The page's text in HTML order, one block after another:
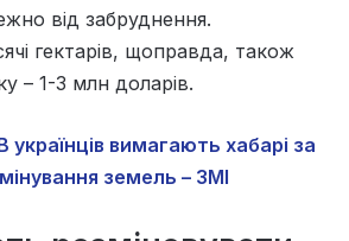
від забруднення.
гектарів, щоправда, також
– 1-3 млн доларів.
українців вимагають хабарі за
земель – ЗМІ